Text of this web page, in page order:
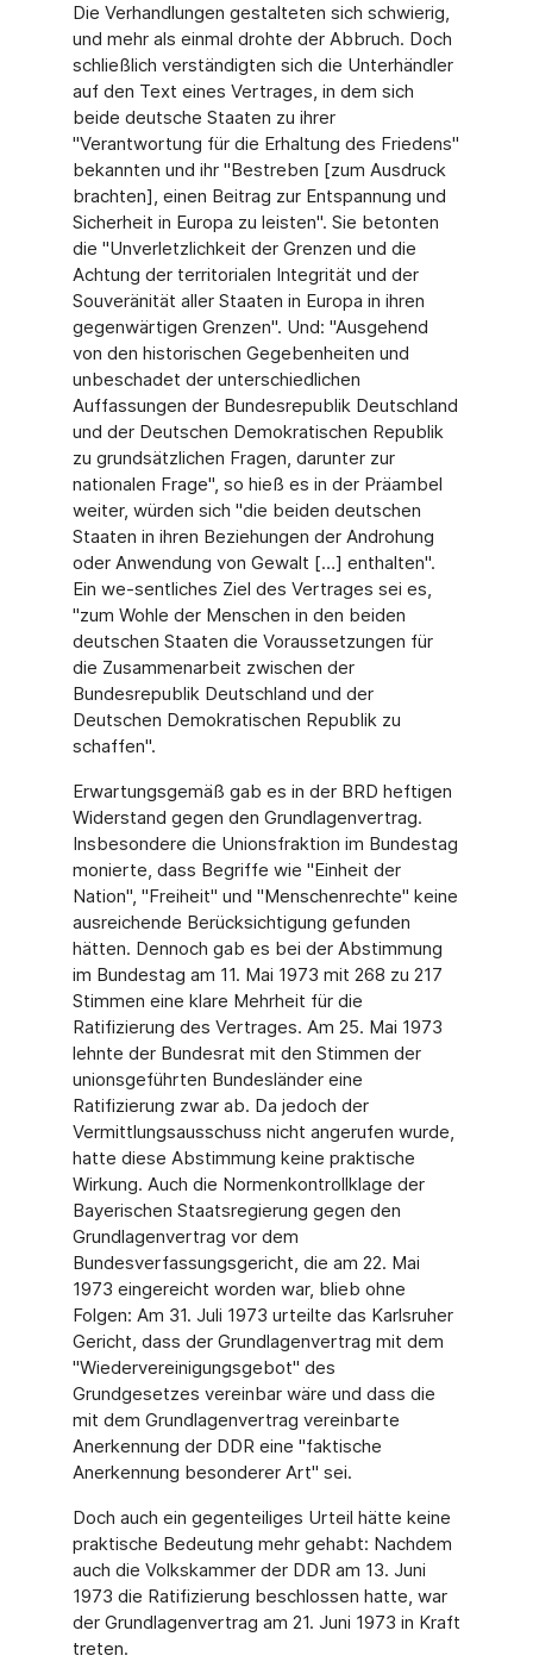
Die Verhandlungen gestalteten sich schwierig,
und mehr als einmal drohte der Abbruch. Doch
schließlich verständigten sich die Unterhändler
auf den Text eines Vertrages, in dem sich
beide deutsche Staaten zu ihrer
"Verantwortung für die Erhaltung des Friedens"
bekannten und ihr "Bestreben [zum Ausdruck
brachten], einen Beitrag zur Entspannung und
Sicherheit in Europa zu leisten". Sie betonten
die "Unverletzlichkeit der Grenzen und die
Achtung der territorialen Integrität und der
Souveränität aller Staaten in Europa in ihren
gegenwärtigen Grenzen". Und: "Ausgehend
von den historischen Gegebenheiten und
unbeschadet der unterschiedlichen
Auffassungen der Bundesrepublik Deutschland
und der Deutschen Demokratischen Republik
zu grundsätzlichen Fragen, darunter zur
nationalen Frage", so hieß es in der Präambel
weiter, würden sich "die beiden deutschen
Staaten in ihren Beziehungen der Androhung
oder Anwendung von Gewalt […] enthalten".
Ein we-sentliches Ziel des Vertrages sei es,
"zum Wohle der Menschen in den beiden
deutschen Staaten die Voraussetzungen für
die Zusammenarbeit zwischen der
Bundesrepublik Deutschland und der
Deutschen Demokratischen Republik zu
schaffen".
Erwartungsgemäß gab es in der BRD heftigen
Widerstand gegen den Grundlagenvertrag.
Insbesondere die Unionsfraktion im Bundestag
monierte, dass Begriffe wie "Einheit der
Nation", "Freiheit" und "Menschenrechte" keine
ausreichende Berücksichtigung gefunden
hätten. Dennoch gab es bei der Abstimmung
im Bundestag am 11. Mai 1973 mit 268 zu 217
Stimmen eine klare Mehrheit für die
Ratifizierung des Vertrages. Am 25. Mai 1973
lehnte der Bundesrat mit den Stimmen der
unionsgeführten Bundesländer eine
Ratifizierung zwar ab. Da jedoch der
Vermittlungsausschuss nicht angerufen wurde,
hatte diese Abstimmung keine praktische
Wirkung. Auch die Normenkontrollklage der
Bayerischen Staatsregierung gegen den
Grundlagenvertrag vor dem
Bundesverfassungsgericht, die am 22. Mai
1973 eingereicht worden war, blieb ohne
Folgen: Am 31. Juli 1973 urteilte das Karlsruher
Gericht, dass der Grundlagenvertrag mit dem
"Wiedervereinigungsgebot" des
Grundgesetzes vereinbar wäre und dass die
mit dem Grundlagenvertrag vereinbarte
Anerkennung der DDR eine "faktische
Anerkennung besonderer Art" sei.
Doch auch ein gegenteiliges Urteil hätte keine
praktische Bedeutung mehr gehabt: Nachdem
auch die Volkskammer der DDR am 13. Juni
1973 die Ratifizierung beschlossen hatte, war
der Grundlagenvertrag am 21. Juni 1973 in Kraft
treten.